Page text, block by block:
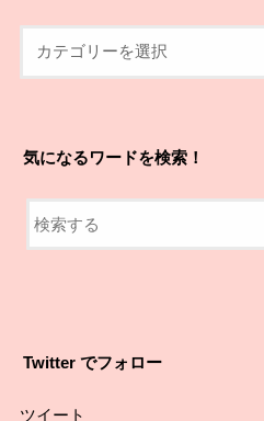
気になるワードを検索！
Twitter でフォロー
ツイート